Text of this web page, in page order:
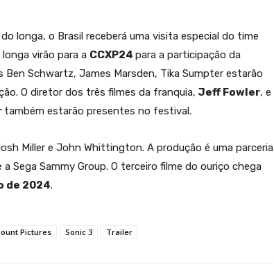
longa, o Brasil receberá uma visita especial do time
virão para a CCXP24 para a participação da
Ben Schwartz, James Marsden, Tika Sumpter estarão
O diretor dos três filmes da franquia, Jeff Fowler, e
também estarão presentes no festival.
Miller e John Whittington. A produção é uma parceria
Sega Sammy Group. O terceiro filme do ouriço chega
de 2024.
Pictures Sonic 3 Trailer